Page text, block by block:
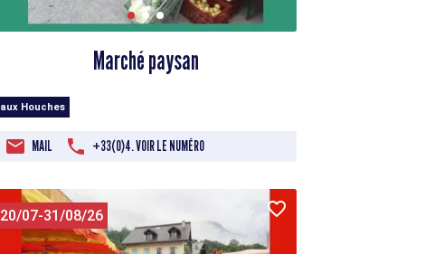
Marché paysan
aux Houches
MAIL +33(0)4. VOIR LE NUMÉRO
20/07-31/08/26